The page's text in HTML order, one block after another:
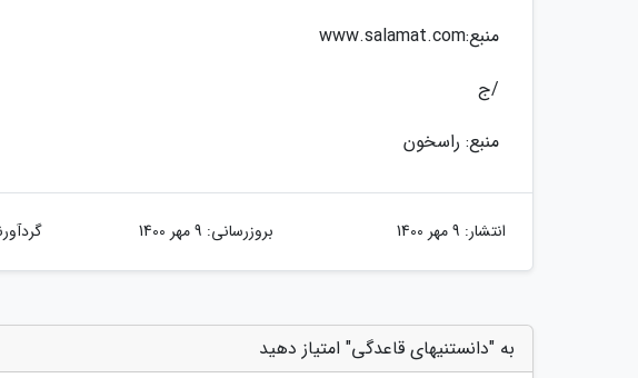
منبع:www.salamat.com
/ج
منبع: راسخون
انتشار: 9 مهر 1400 بروزرسانی: 9 مهر 1400
به "دانستنیهای قاعدگی" امتیاز دهید